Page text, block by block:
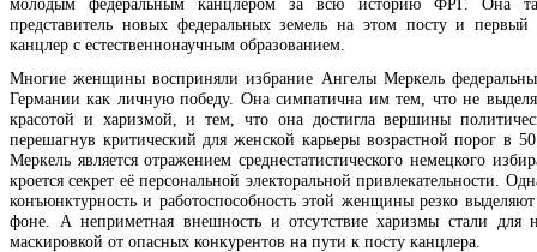
представитель новых федеральных земель на этом посту и первый
канцлер с естественнонаучным образованием.
Многие женщины восприняли избрание Ангелы Меркель
Германии как личную победу. Она симпатична им тем, что не
красотой и харизмой, и тем, что она достигла вершины
перешагнув критический для женской карьеры возрастной порог в
Меркель является отражением среднестатистического немецкого
кроется секрет её персональной электоральной привлекательности.
конъюнктурность и работоспособность этой женщины резко
фоне. А неприметная внешность и отсутствие харизмы стали для
маскировкой от опасных конкурентов на пути к посту канцлера.